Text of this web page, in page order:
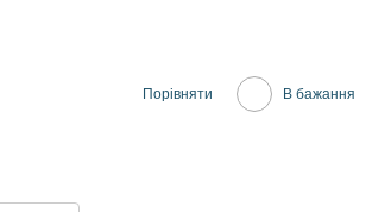
Порівняти В бажання